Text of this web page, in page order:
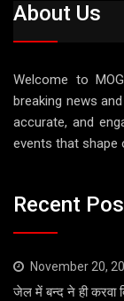
About Us
Welcome to
breaking news
accurate, and
events that shape
Recent
November 20,
जेल में बन्द ने ही करवा